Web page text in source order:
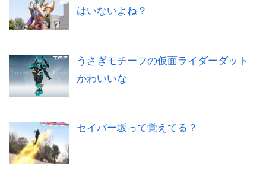
はいないよね？
うさぎモチーフの仮面ライダーダット
かわいいな
セイバー坂って覚えてる？